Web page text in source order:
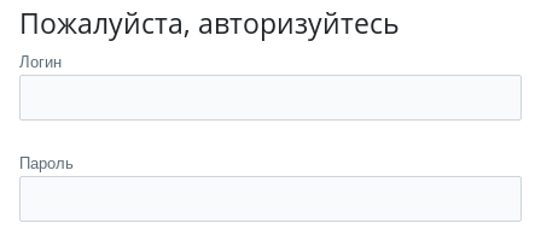
Пожалуйста, авторизуйтесь
Логин
Пароль